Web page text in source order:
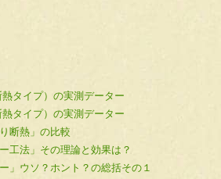
タイプ）の実測データー
タイプ）の実測データー
断熱」の比較
工法」その理論と効果は？
」ウソ？ホント？の総括その１